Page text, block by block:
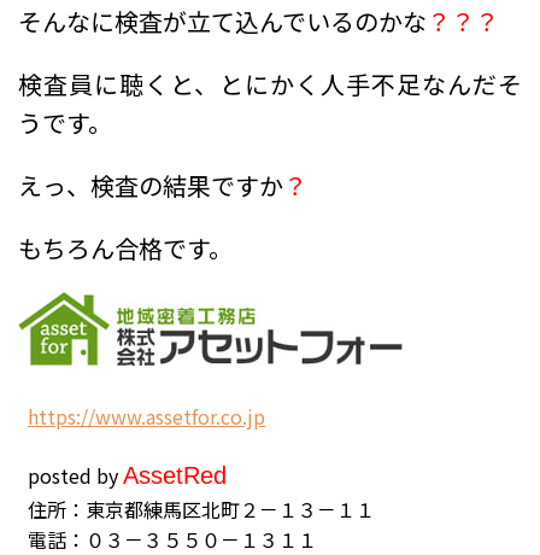
そんなに検査が立て込んでいるのかな ？？？
検査員に聴くと、とにかく人手不足なんだそ
うです。
えっ、検査の結果ですか？
もちろん合格です。
https://www.assetfor.co.jp
posted byAssetRed
住所：東京都練馬区北町２－１３－１１
電話：０３－３５５０－１３１１